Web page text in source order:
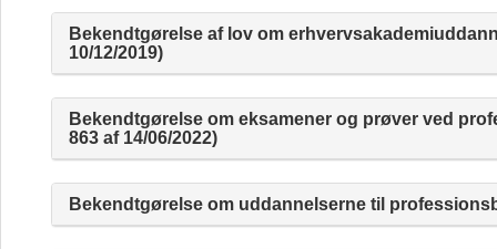
Bekendtgørelse af lov om
10/12/2019)
Bekendtgørelse om eksamener og prøver ved
863 af 14/06/2022)
Bekendtgørelse om uddannelserne til